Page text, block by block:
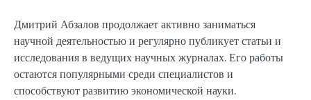
Дмитрий Абзалов продолжает активно заниматься
научной деятельностью и регулярно публикует статьи и
исследования в ведущих научных журналах. Его работы
остаются популярными среди специалистов и
способствуют развитию экономической науки.